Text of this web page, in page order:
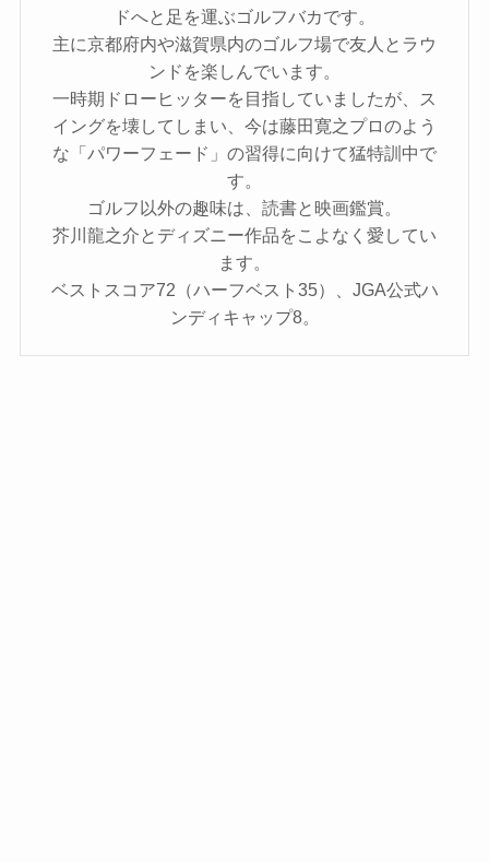
ドへと足を運ぶゴルフバカです。
主に京都府内や滋賀県内のゴルフ場で友人とラウ
ンドを楽しんでいます。
一時期ドローヒッターを目指していましたが、ス
イングを壊してしまい、今は藤田寛之プロのよう
な「パワーフェード」の習得に向けて猛特訓中で
す。
ゴルフ以外の趣味は、読書と映画鑑賞。
芥川龍之介とディズニー作品をこよなく愛してい
ます。
ベストスコア72（ハーフベスト35）、JGA公式ハ
ンディキャップ8。